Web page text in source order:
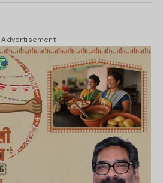
Advertisement